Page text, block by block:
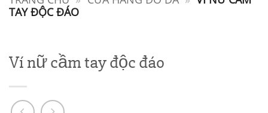
TAY ĐỘC ĐÁO
Ví nữ cầm tay độc đáo